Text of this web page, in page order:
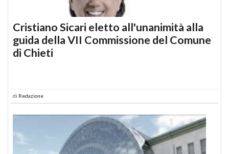
Cristiano Sicari eletto all'unanimità alla
guida della VII Commissione del Comune
di Chieti
di Redazione